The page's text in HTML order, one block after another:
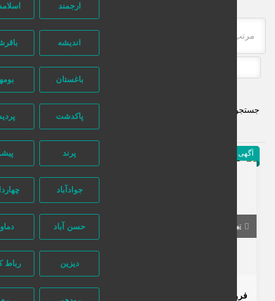
ارجمند اسلامشهر
اندیشه باقرشهر
باغستان بومهن
پاکدشت پردیس
جوادآباد چهاردانگه
حسن آباد دماوند
دیزین رباط کریم
مرتب‌سازی بر اساس جدیدترین
پیشرفته
آگهی ویژه
215 بازدید
تهران تهران
تماس بگیرید
فروش دامنه رند و خاص مناسب کسب و کار و برندینگ